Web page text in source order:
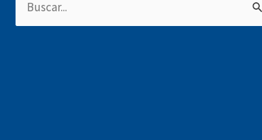
Buscar
por: